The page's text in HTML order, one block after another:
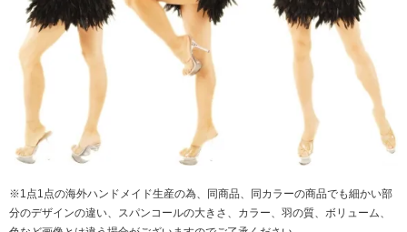
※1点1点の海外ハンドメイド生産の為、同商品、同カラーの商品でも細かい部
分のデザインの違い、スパンコールの大きさ、カラー、羽の質、ボリューム、